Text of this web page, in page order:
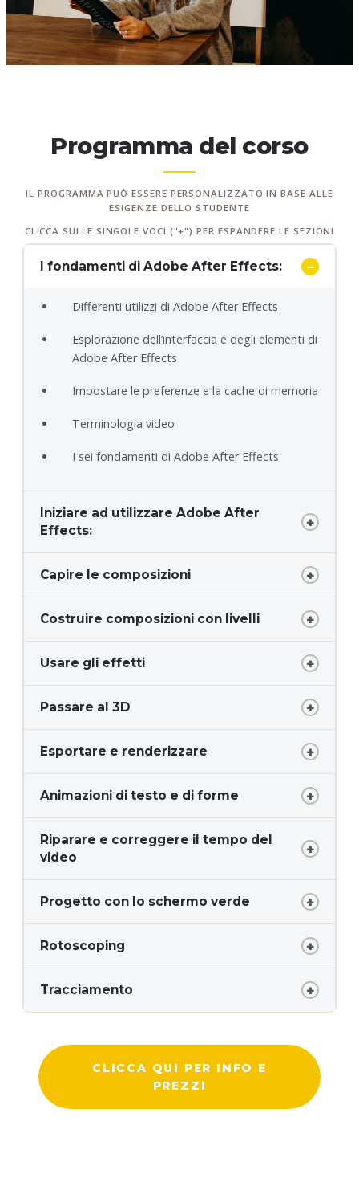
Programma del corso
IL PROGRAMMA PUÒ ESSERE PERSONALIZZATO IN BASE ALLE
ESIGENZE DELLO STUDENTE
CLICCA SULLE SINGOLE VOCI ("+") PER ESPANDERE LE SEZIONI
I fondamenti di Adobe After Effects:
Differenti utilizzi di Adobe After Effects
Esplorazione dell’interfaccia e degli elementi di
Adobe After Effects
Impostare le preferenze e la cache di memoria
Terminologia video
I sei fondamenti di Adobe After Effects
Iniziare ad utilizzare Adobe After
Effects:
Capire le composizioni
Costruire composizioni con livelli
Usare gli effetti
Passare al 3D
Esportare e renderizzare
Animazioni di testo e di forme
Riparare e correggere il tempo del
video
Progetto con lo schermo verde
Rotoscoping
Tracciamento
CLICCA QUI PER INFO E
PREZZI